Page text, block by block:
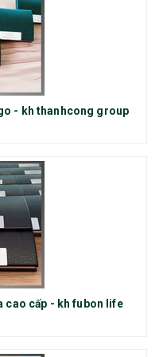
- kh thanhcong group
cao cấp - kh fubon life